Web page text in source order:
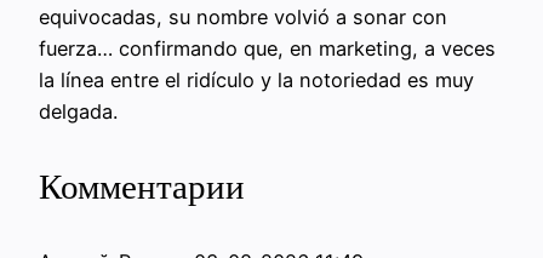
equivocadas, su nombre volvió a sonar con
fuerza… confirmando que, en marketing, a veces
la línea entre el ridículo y la notoriedad es muy
delgada.
Комментарии